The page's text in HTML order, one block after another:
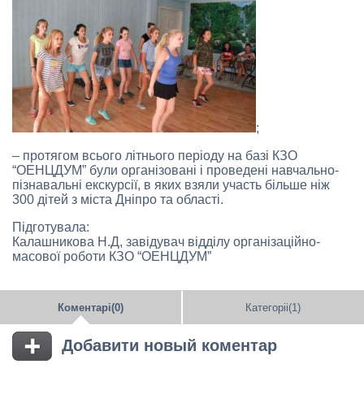
;
– протягом всього літнього періоду на базі КЗО
“ОЕНЦДУМ” були організовані і проведені навчально-
пізнавальні екскурсії, в яких взяли участь більше ніж
300 дітей з міста Дніпро та області.
Підготувала:
Калашникова Н.Д, завідувач відділу організаційно-
масової роботи КЗО “ОЕНЦДУМ”
Коментарі(0) Категоріі(1)
Добавити новый коментар